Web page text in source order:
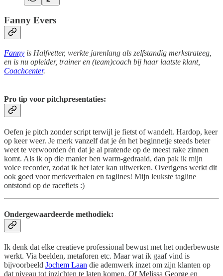
Fanny Evers
Fanny is Halfvetter, werkte jarenlang als zelfstandig merkstrateeg,
en is nu opleider, trainer en (team)coach bij haar laatste klant,
Coachcenter.
Pro tip voor pitchpresentaties:
Oefen je pitch zonder script terwijl je fietst of wandelt. Hardop, keer
op keer weer. Je merk vanzelf dat je én het beginnetje steeds beter
weet te verwoorden én dat je al pratende op de meest rake zinnen
komt. Als ik op die manier ben warm-gedraaid, dan pak ik mijn
voice recorder, zodat ik het later kan uitwerken. Overigens werkt dit
ook goed voor merkverhalen en taglines! Mijn leukste tagline
ontstond op de racefiets :)
Ondergewaardeerde methodiek:
Ik denk dat elke creatieve professional bewust met het onderbewuste
werkt. Via beelden, metaforen etc. Maar wat ik gaaf vind is
bijvoorbeeld Jochem Laan die ademwerk inzet om zijn klanten op
dat niveau tot inzichten te laten komen. Of Melissa George en